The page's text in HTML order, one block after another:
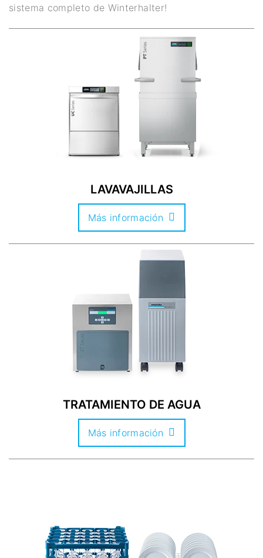
sistema completo de Winterhalter!
LAVAVAJILLAS
Más información
TRATAMIENTO DE AGUA
Más información